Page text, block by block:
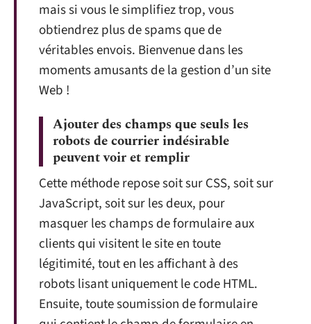
mais si vous le simplifiez trop, vous
obtiendrez plus de spams que de
véritables envois. Bienvenue dans les
moments amusants de la gestion d’un site
Web !
Ajouter des champs que seuls les
robots de courrier indésirable
peuvent voir et remplir
Cette méthode repose soit sur CSS, soit sur
JavaScript, soit sur les deux, pour
masquer les champs de formulaire aux
clients qui visitent le site en toute
légitimité, tout en les affichant à des
robots lisant uniquement le code HTML.
Ensuite, toute soumission de formulaire